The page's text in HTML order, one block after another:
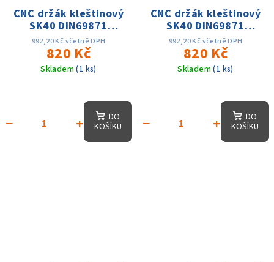
CNC držák kleštinový
SK40 DIN69871
ER16x100, D-32mm
AD, 25 tis. otáček,
přes. 0.003
992,20 Kč včetně DPH
820 Kč
Skladem(1 ks)
+
−
DO
KOŠÍKU
CNC držák kleštinový
SK40 DIN69871
ER20x100, D-
35mm,AD, 25 tis.
otáček, přes. 0.003
992,20 Kč včetně DPH
820 Kč
Skladem(1 ks)
+
−
DO
KOŠÍKU